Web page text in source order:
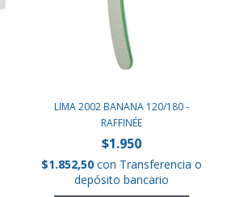
LIMA 2002 BANANA 120/180 -
RAFFINÉE
$1.950
$1.852,50 con Transferencia o
depósito bancario